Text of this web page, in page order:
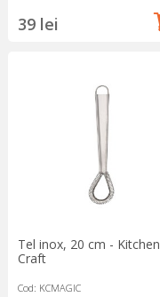
39 lei
Tel inox, 20 cm - Kitchen
Craft
Cod: KCMAGIC